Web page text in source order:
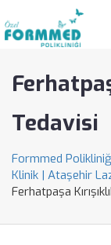
Tedavisi
Formmed
Klinik | Ataşehir
Ferhatpaşa